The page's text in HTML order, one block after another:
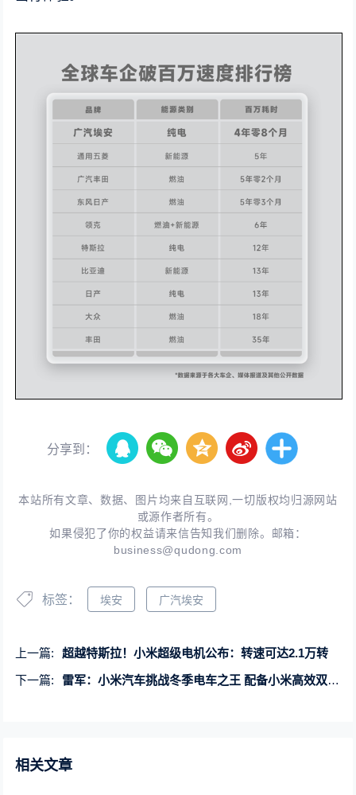
分享到：
本站所有文章、数据、图片均来自互联网,一切版权均归源网站
或源作者所有。
如果侵犯了你的权益请来信告知我们删除。邮箱：
business@qudong.com
标签： 埃安 广汽埃安
上一篇:
超越特斯拉！小米超级电机公布：转速可达2.1万转
下一篇:
雷军：小米汽车挑战冬季电车之王 配备小米高效双模热泵
相关文章